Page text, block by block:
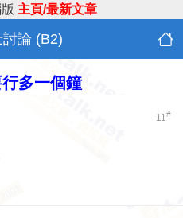
主頁/最新文章
論 (B2)
多一個鐘
11#